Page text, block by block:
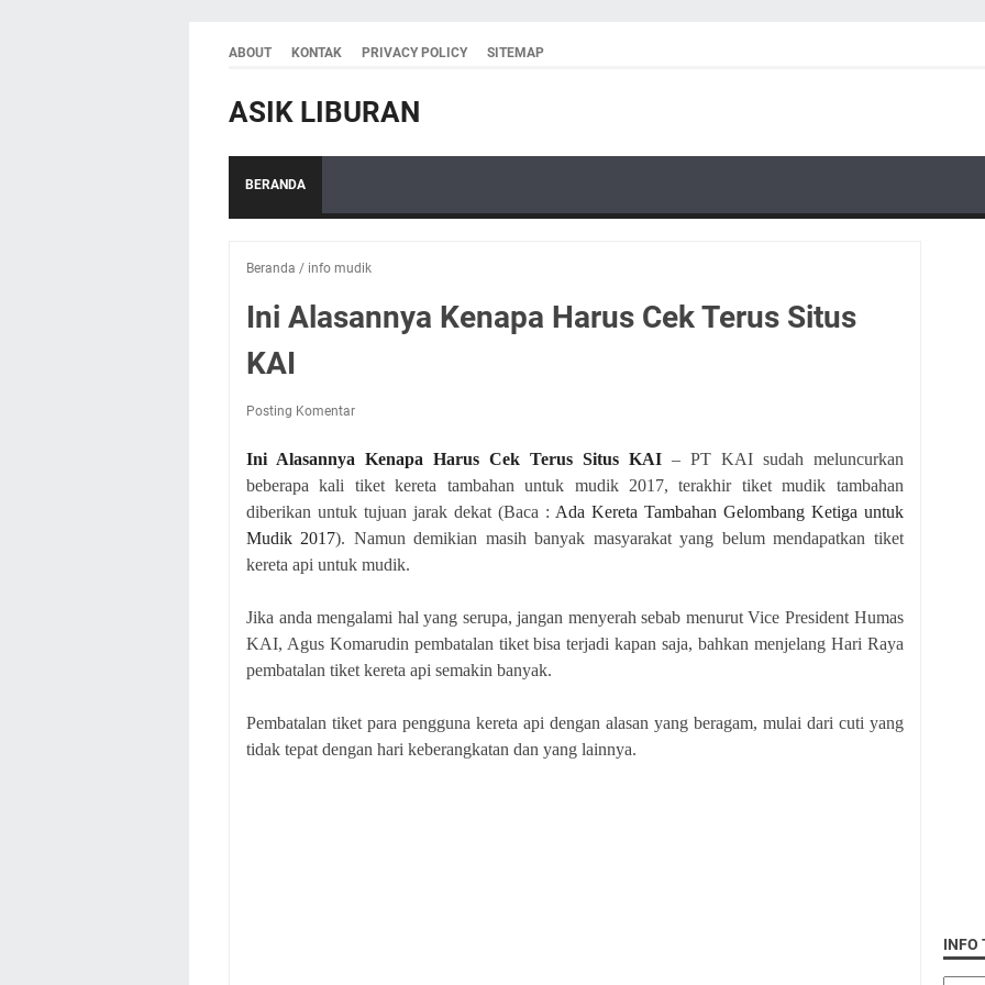
ABOUT KONTAK PRIVACY POLICY SITEMAP
ASIK LIBURAN
BERANDA
Beranda / info mudik
Ini Alasannya Kenapa Harus Cek Terus Situs
KAI
Posting Komentar
Ini Alasannya Kenapa Harus Cek Terus Situs KAI– PT KAI sudah meluncurkan
beberapa kali tiket kereta tambahan untuk mudik 2017, terakhir tiket mudik tambahan
diberikan untuk tujuan jarak dekat (Baca : Ada Kereta Tambahan Gelombang Ketiga untuk
Mudik 2017). Namun demikian masih banyak masyarakat yang belum mendapatkan tiket
kereta api untuk mudik.
Jika anda mengalami hal yang serupa, jangan menyerah sebab menurut Vice President Humas
KAI, Agus Komarudin pembatalan tiket bisa terjadi kapan saja, bahkan menjelang Hari Raya
pembatalan tiket kereta api semakin banyak.
Pembatalan tiket para pengguna kereta api dengan alasan yang beragam, mulai dari cuti yang
tidak tepat dengan hari keberangkatan dan yang lainnya.
INFO